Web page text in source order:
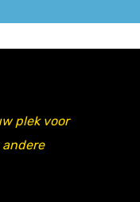
plek voor